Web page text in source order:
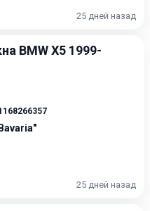
25 дней назад
BMW X5 1999-
25 дней назад